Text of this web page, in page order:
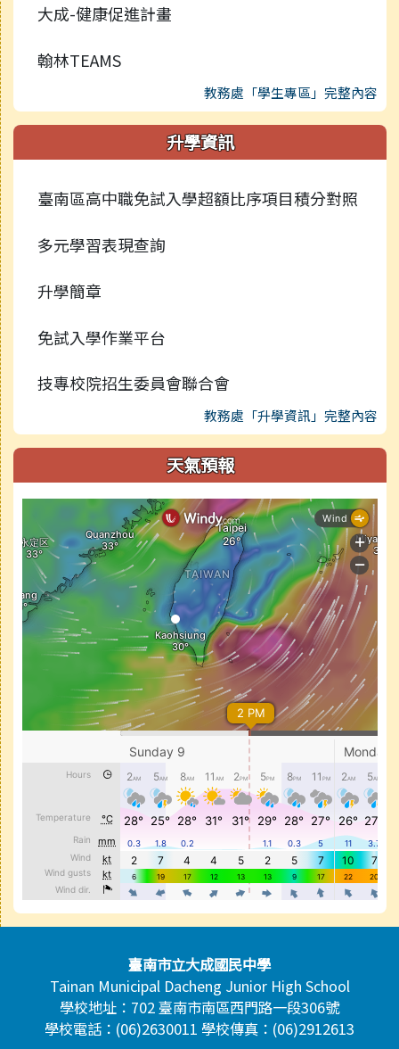
大成-健康促進計畫
翰林TEAMS
教務處「學生專區」完整內容
升學資訊
臺南區高中職免試入學超額比序項目積分對照
多元學習表現查詢
升學簡章
免試入學作業平台
技專校院招生委員會聯合會
教務處「升學資訊」完整內容
天氣預報
頁尾區域內容臺南市立大成國民中學
Tainan Municipal Dacheng Junior High School
學校地址：702 臺南市南區西門路一段306號
學校電話：(06)2630011 學校傳真：(06)2912613